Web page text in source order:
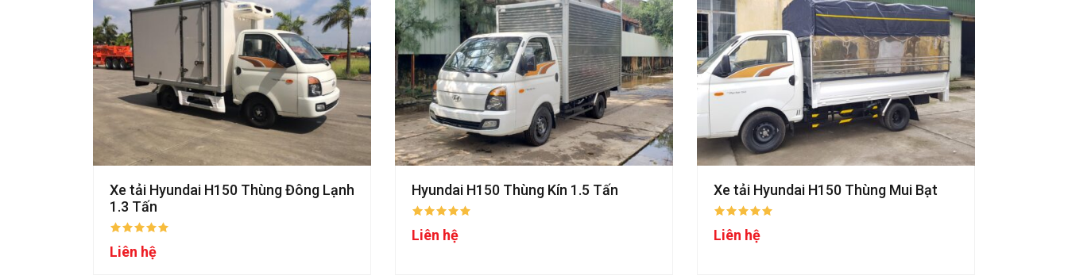
Xe tải Hyundai H150 Thùng Đông Lạnh
1.3 Tấn
Liên hệ
Hyundai H150 Thùng Kín 1.5 Tấn
Liên hệ
Xe tải Hyundai H150 Thùng Mui Bạt
Liên hệ